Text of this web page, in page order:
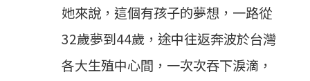
她來說，這個有孩子的夢想，一路從
32歲夢到44歲，途中往返奔波於台灣
各大生殖中心間，一次次吞下淚滴，